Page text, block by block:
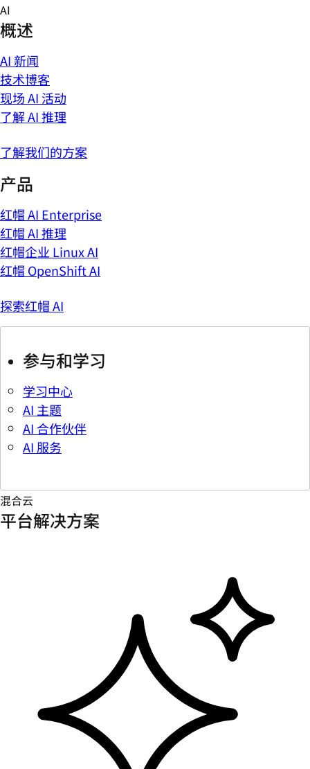
Skip
to
content
AI
概述
AI 新闻
技术博客
现场 AI 活动
了解 AI 推理
了解我们的方案
产品
红帽 AI Enterprise
红帽 AI 推理
红帽企业 Linux AI
红帽 OpenShift AI
探索红帽 AI
参与和学习
学习中心
AI 主题
AI 合作伙伴
AI 服务
混合云
平台解决方案